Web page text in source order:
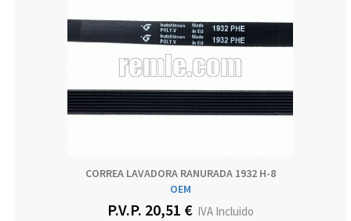
CORREA LAVADORA RANURADA 1932 H-8
OEM
P.V.P. 20,51 €IVA Incluido